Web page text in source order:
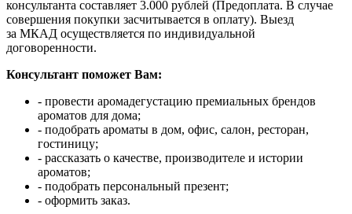
консультанта составляет 3.000 рублей (Предоплата. В случае
совершения покупки засчитывается в оплату). Выезд
за МКАД осуществляется по индивидуальной
договоренности.
Консультант поможет Вам:
- провести аромадегустацию премиальных брендов
ароматов для дома;
- подобрать ароматы в дом, офис, салон, ресторан,
гостиницу;
- рассказать о качестве, производителе и истории
ароматов;
- подобрать персональный презент;
- оформить заказ.